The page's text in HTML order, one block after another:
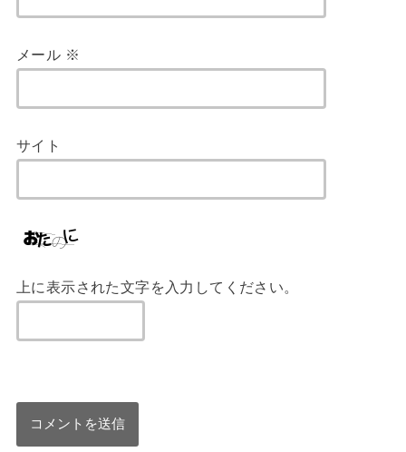
メール ※
サイト
上に表示された文字を入力してください。